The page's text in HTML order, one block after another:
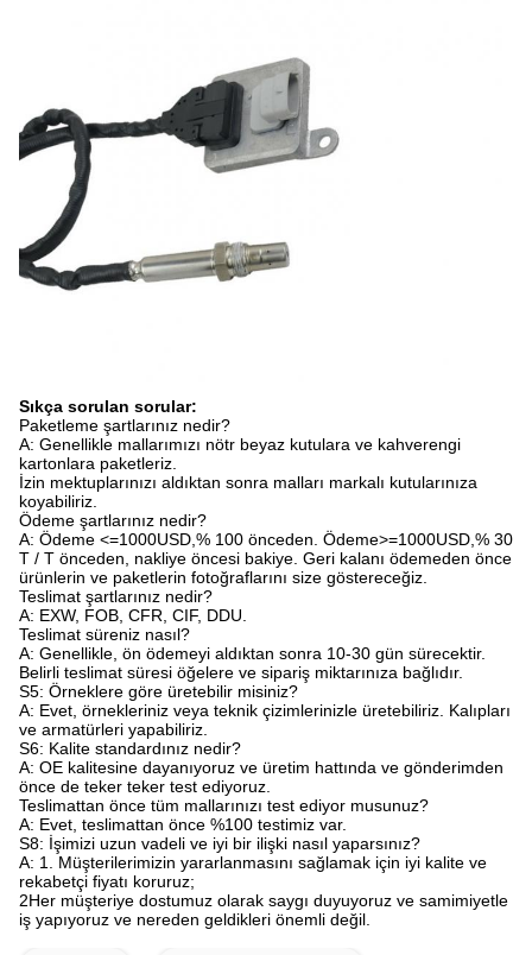
Sıkça sorulan sorular:
Paketleme şartlarınız nedir?
A: Genellikle mallarımızı nötr beyaz kutulara ve kahverengi
kartonlara paketleriz.
İzin mektuplarınızı aldıktan sonra malları markalı kutularınıza
koyabiliriz.
Ödeme şartlarınız nedir?
A: Ödeme <=1000USD,% 100 önceden. Ödeme>=1000USD,% 30
T / T önceden, nakliye öncesi bakiye. Geri kalanı ödemeden önce
ürünlerin ve paketlerin fotoğraflarını size göstereceğiz.
Teslimat şartlarınız nedir?
A: EXW, FOB, CFR, CIF, DDU.
Teslimat süreniz nasıl?
A: Genellikle, ön ödemeyi aldıktan sonra 10-30 gün sürecektir.
Belirli teslimat süresi öğelere ve sipariş miktarınıza bağlıdır.
S5: Örneklere göre üretebilir misiniz?
A: Evet, örnekleriniz veya teknik çizimlerinizle üretebiliriz. Kalıpları
ve armatürleri yapabiliriz.
S6: Kalite standardınız nedir?
A: OE kalitesine dayanıyoruz ve üretim hattında ve gönderimden
önce de teker teker test ediyoruz.
Teslimattan önce tüm mallarınızı test ediyor musunuz?
A: Evet, teslimattan önce %100 testimiz var.
S8: İşimizi uzun vadeli ve iyi bir ilişki nasıl yaparsınız?
A: 1. Müşterilerimizin yararlanmasını sağlamak için iyi kalite ve
rekabetçi fiyatı koruruz;
2Her müşteriye dostumuz olarak saygı duyuyoruz ve samimiyetle
iş yapıyoruz ve nereden geldikleri önemli değil.